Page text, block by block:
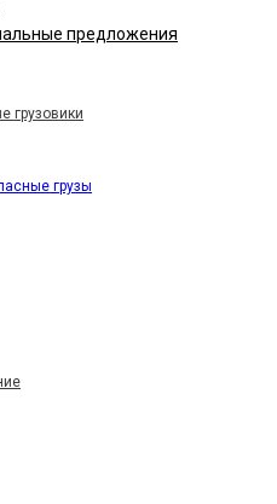
грузовики
грузы
предложения